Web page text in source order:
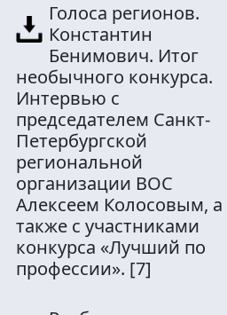
Голоса регионов.
Константин
Бенимович. Итог
необычного конкурса.
Интервью с
председателем Санкт-
Петербургской
региональной
организации ВОС
Алексеем Колосовым, а
также с участниками
конкурса «Лучший по
профессии». [7]